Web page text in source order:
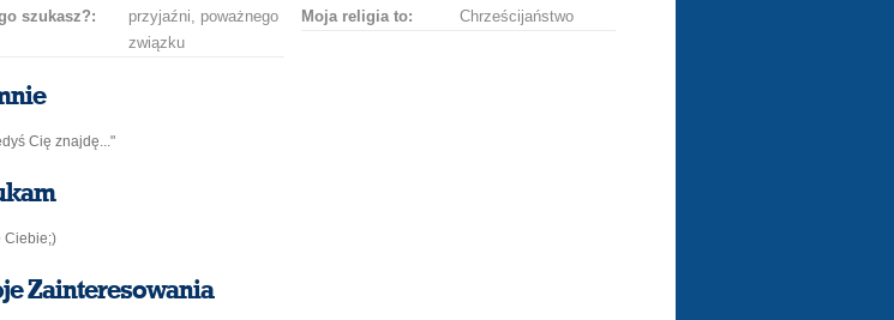
szukasz?:
przyjaźni, poważnego
związku
Moja religia to: Chrześcijaństwo
Cię znajdę..."
Ciebie;)
Zainteresowania